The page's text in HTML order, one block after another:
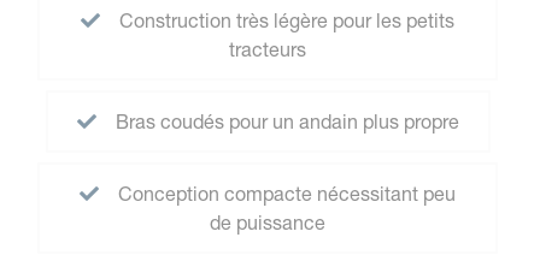
Construction très légère pour les petits
tracteurs
Bras coudés pour un andain plus propre
Conception compacte nécessitant peu
de puissance